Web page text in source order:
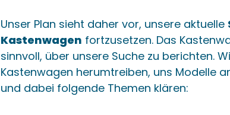
Unser Plan sieht daher vor, unsere aktuelle
Kastenwagen fortzusetzen. Das
sinnvoll, über unsere Suche zu berichten.
Kastenwagen herumtreiben, uns Modelle
und dabei folgende Themen klären: